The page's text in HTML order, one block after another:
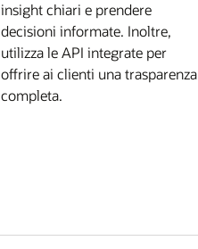
insight chiari e prendere
decisioni informate. Inoltre,
utilizza le API integrate per
offrire ai clienti una trasparenza
completa.